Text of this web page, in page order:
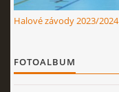
Halové závody 2023/2024
FOTOALBUM